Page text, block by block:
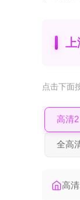
上
点击下面
高清2
全高
高